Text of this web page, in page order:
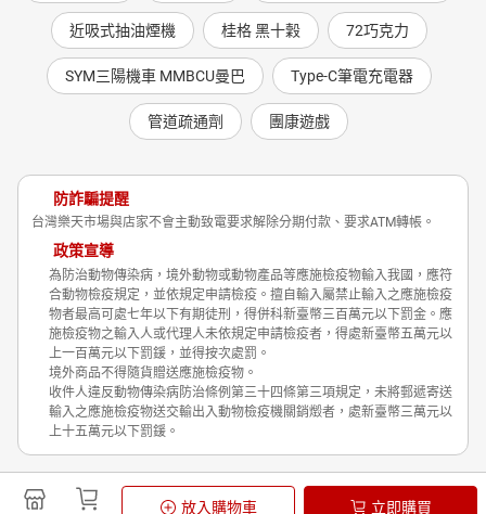
放入購物車 立即購買
近吸式抽油煙機 桂格 黑十穀 72巧克力
SYM三陽機車 MMBCU曼巴 Type-C筆電充電器
管道疏通劑 團康遊戲
防詐騙提醒
台灣樂天市場與店家不會主動致電要求解除分期付款、要求ATM轉帳。
政策宣導
為防治動物傳染病，境外動物或動物產品等應施檢疫物輸入我國，應符
合動物檢疫規定，並依規定申請檢疫。擅自輸入屬禁止輸入之應施檢疫
物者最高可處七年以下有期徒刑，得併科新臺幣三百萬元以下罰金。應
施檢疫物之輸入人或代理人未依規定申請檢疫者，得處新臺幣五萬元以
上一百萬元以下罰鍰，並得按次處罰。
境外商品不得隨貨贈送應施檢疫物。
收件人違反動物傳染病防治條例第三十四條第三項規定，未將郵遞寄送
輸入之應施檢疫物送交輸出入動物檢疫機關銷燬者，處新臺幣三萬元以
上十五萬元以下罰鍰。
Shopping is Entertainment!